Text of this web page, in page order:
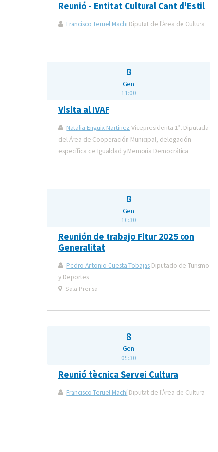
Reunió - Entitat Cultural Cant d'Estil
Francisco Teruel Machí Diputat de l'Àrea de Cultura
8
Gen
11:00
Visita al IVAF
Natalia Enguix Martinez Vicepresidenta 1ª. Diputada
del Área de Cooperación Municipal, delegación
específica de Igualdad y Memoria Democrática
8
Gen
10:30
Reunión de trabajo Fitur 2025 con
Generalitat
Pedro Antonio Cuesta Tobajas Diputado de Turismo
y Deportes
Sala Prensa
8
Gen
09:30
Reunió tècnica Servei Cultura
Francisco Teruel Machí Diputat de l'Àrea de Cultura